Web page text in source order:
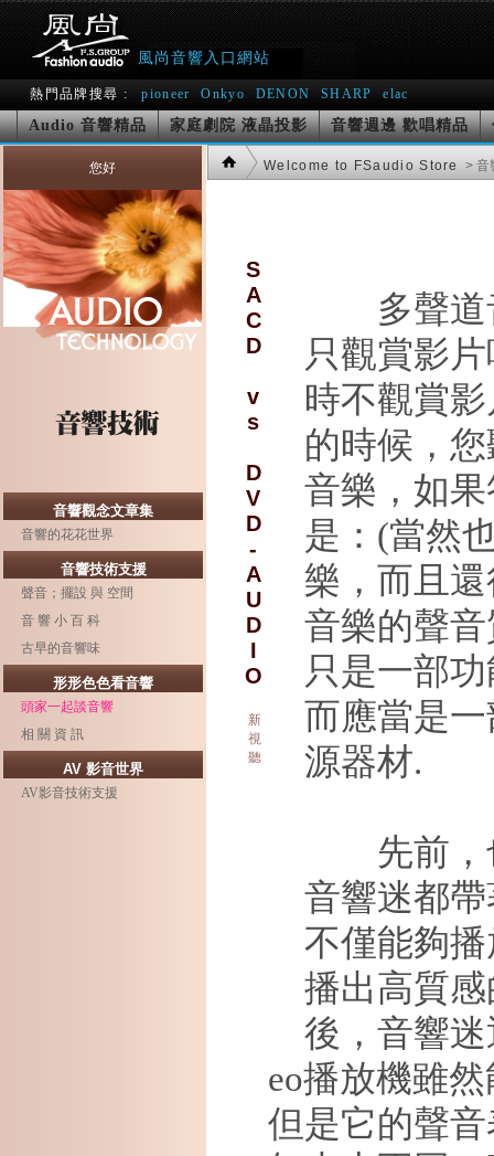
風尚音響入口網站
熱門品牌搜尋 : pioneer Onkyo DENON SHARP elac
Audio 音響精品 家庭劇院 液晶投影 音響週邊 歡唱精品
您好
音響觀念文章集
音響的花花世界
音響技術支援
聲音；擺設 與 空間
音 響 小 百 科
古早的音響味
形形色色看音響
頭家一起談音響
相 關 資 訊
AV 影音世界
AV影音技術支援
Welcome to FSaudio Store > 音
S
A
C
D
v
s
D
V
D
-
A
U
D
I
O
新
視
聽
多聲道
只觀賞影
時不觀賞
的時候，
音樂，如
是： (當然
樂，而且
音樂的聲
只是一部
而應當是
源器材.
先前，
音響迷都
不僅能夠
播出高質感
後，音響
eo播放機雖
但是它的聲